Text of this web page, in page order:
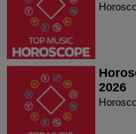
2026